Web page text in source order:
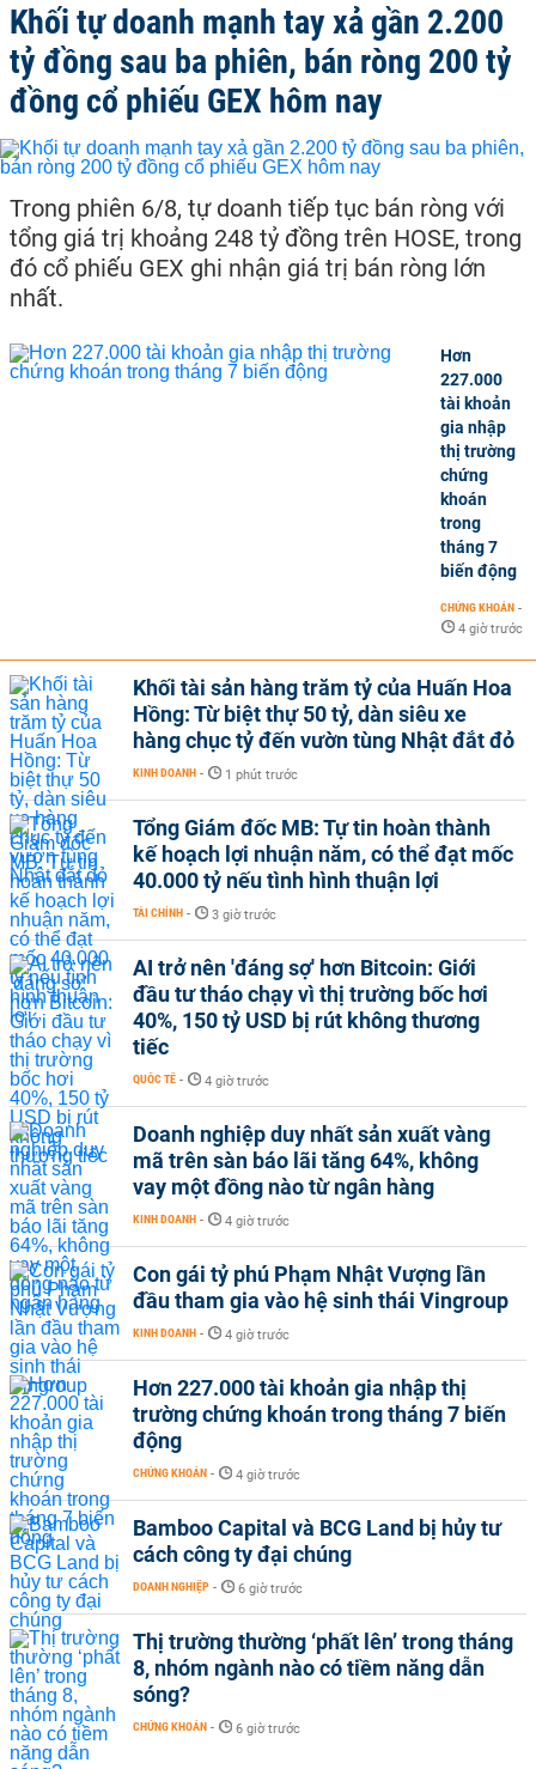
Khối tự doanh mạnh tay xả gần 2.200
tỷ đồng sau ba phiên, bán ròng 200 tỷ
đồng cổ phiếu GEX hôm nay
Trong phiên 6/8, tự doanh tiếp tục bán ròng với
tổng giá trị khoảng 248 tỷ đồng trên HOSE, trong
đó cổ phiếu GEX ghi nhận giá trị bán ròng lớn
nhất.
Hơn
227.000
tài khoản
gia nhập
thị trường
chứng
khoán
trong
tháng 7
biến động
CHỨNG KHOÁN -
4 giờ trước
Khối tài sản hàng trăm tỷ của Huấn Hoa
Hồng: Từ biệt thự 50 tỷ, dàn siêu xe
hàng chục tỷ đến vườn tùng Nhật đắt đỏ
KINH DOANH - 1 phút trước
Tổng Giám đốc MB: Tự tin hoàn thành
kế hoạch lợi nhuận năm, có thể đạt mốc
40.000 tỷ nếu tình hình thuận lợi
TÀI CHÍNH - 3 giờ trước
AI trở nên 'đáng sợ' hơn Bitcoin: Giới
đầu tư tháo chạy vì thị trường bốc hơi
40%, 150 tỷ USD bị rút không thương
tiếc
QUỐC TẾ - 4 giờ trước
Doanh nghiệp duy nhất sản xuất vàng
mã trên sàn báo lãi tăng 64%, không
vay một đồng nào từ ngân hàng
KINH DOANH - 4 giờ trước
Con gái tỷ phú Phạm Nhật Vượng lần
đầu tham gia vào hệ sinh thái Vingroup
KINH DOANH - 4 giờ trước
Hơn 227.000 tài khoản gia nhập thị
trường chứng khoán trong tháng 7 biến
động
CHỨNG KHOÁN - 4 giờ trước
Bamboo Capital và BCG Land bị hủy tư
cách công ty đại chúng
DOANH NGHIỆP - 6 giờ trước
Thị trường thường ‘phất lên’ trong tháng
8, nhóm ngành nào có tiềm năng dẫn
sóng?
CHỨNG KHOÁN - 6 giờ trước